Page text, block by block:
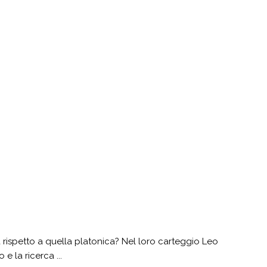
a quella platonica? Nel loro carteggio Leo
e la ricerca ...